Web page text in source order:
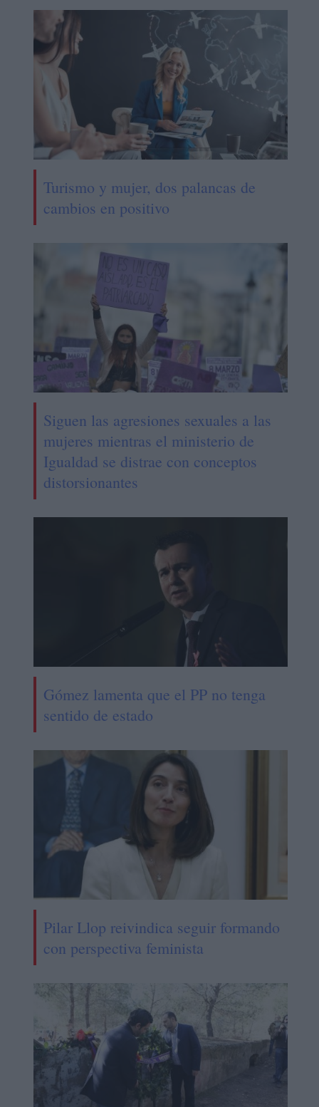
Turismo y mujer, dos palancas de
cambios en positivo
Siguen las agresiones sexuales a las
mujeres mientras el ministerio de
Igualdad se distrae con conceptos
distorsionantes
Gómez lamenta que el PP no tenga
sentido de estado
Pilar Llop reivindica seguir formando
con perspectiva feminista